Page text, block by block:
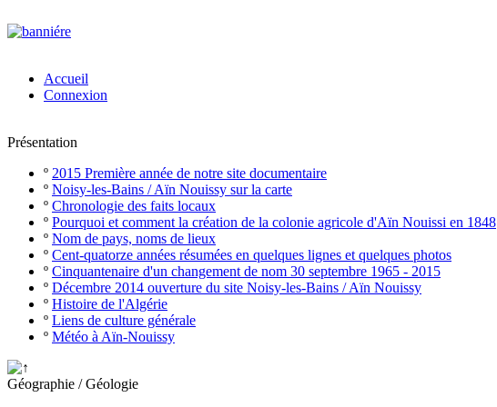
Accueil
Connexion
Présentation
º 2015 Première année de notre site documentaire
º Noisy-les-Bains / Aïn Nouissy sur la carte
º Chronologie des faits locaux
º Pourquoi et comment la création de la colonie agricole d'Aïn Nouissi en 1848
º Nom de pays, noms de lieux
º Cent-quatorze années résumées en quelques lignes et quelques photos
º Cinquantenaire d'un changement de nom 30 septembre 1965 - 2015
º Décembre 2014 ouverture du site Noisy-les-Bains / Aïn Nouissy
º Histoire de l'Algérie
º Liens de culture générale
º Météo à Aïn-Nouissy
Géographie / Géologie